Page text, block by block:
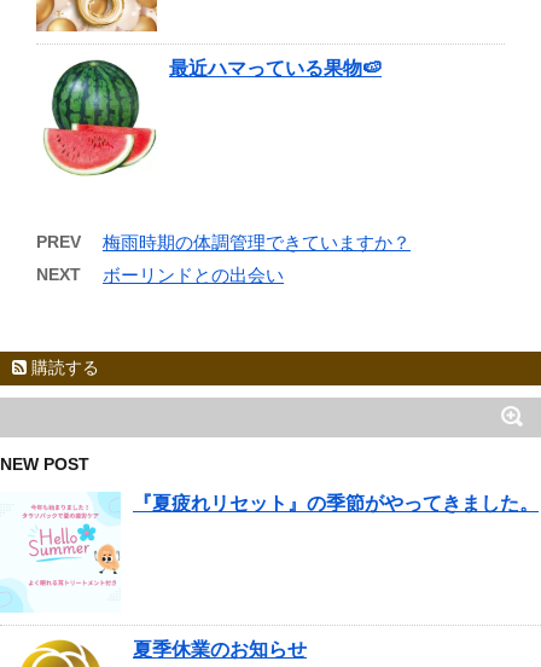
最近ハマっている果物🍉
PREV 梅雨時期の体調管理できていますか？
NEXT ボーリンドとの出会い
購読する
NEW POST
『夏疲れリセット』の季節がやってきました。
夏季休業のお知らせ